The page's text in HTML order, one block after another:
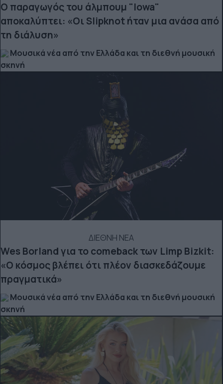
Ο παραγωγός του άλμπουμ "Iowa"
αποκαλύπτει: «Οι Slipknot ήταν μια ανάσα από
τη διάλυση»
Μουσικά νέα από την Ελλάδα και τη διεθνή μουσική
σκηνή
ΔΙΕΘΝΗ ΝΕΑ
Wes Borland για το comeback των Limp Bizkit:
«Ο κόσμος βλέπει ότι πλέον διασκεδάζουμε
πραγματικά»
Μουσικά νέα από την Ελλάδα και τη διεθνή μουσική
σκηνή